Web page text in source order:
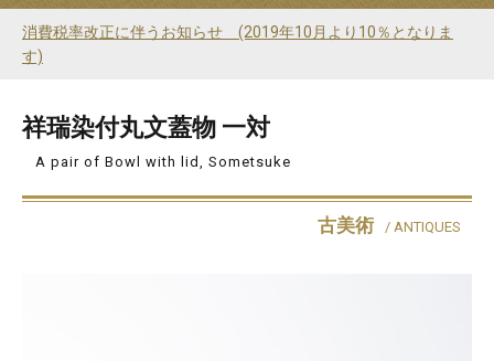
消費税率改正に伴うお知らせ (2019年10月より10％となりま
す)
祥瑞染付丸文蓋物 一対
A pair of Bowl with lid, Sometsuke
古美術 / ANTIQUES